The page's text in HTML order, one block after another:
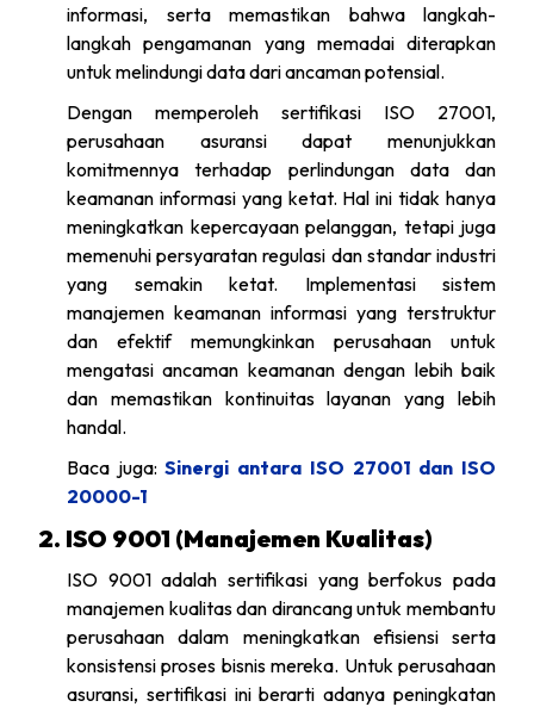
informasi, serta memastikan bahwa langkah-
langkah pengamanan yang memadai diterapkan
untuk melindungi data dari ancaman potensial.
Dengan memperoleh sertifikasi ISO 27001,
perusahaan asuransi dapat menunjukkan
komitmennya terhadap perlindungan data dan
keamanan informasi yang ketat. Hal ini tidak hanya
meningkatkan kepercayaan pelanggan, tetapi juga
memenuhi persyaratan regulasi dan standar industri
yang semakin ketat. Implementasi sistem
manajemen keamanan informasi yang terstruktur
dan efektif memungkinkan perusahaan untuk
mengatasi ancaman keamanan dengan lebih baik
dan memastikan kontinuitas layanan yang lebih
handal.
Baca juga:Sinergi antara ISO 27001 dan ISO
20000-1
2. ISO 9001 (Manajemen Kualitas)
ISO 9001 adalah sertifikasi yang berfokus pada
manajemen kualitas dan dirancang untuk membantu
perusahaan dalam meningkatkan efisiensi serta
konsistensi proses bisnis mereka. Untuk perusahaan
asuransi, sertifikasi ini berarti adanya peningkatan